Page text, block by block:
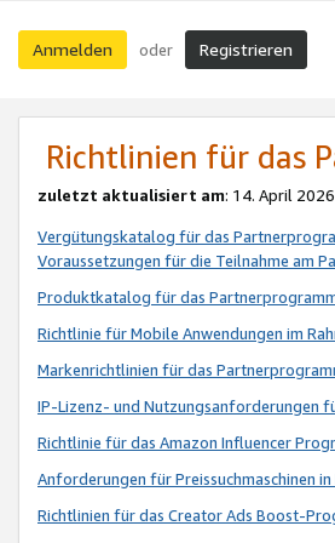
Anmelden oder Registrieren
Richtlinien für das
zuletzt aktualisiert am: 14. April
Vergütungskatalog für das
Voraussetzungen für die Teilnahme am
Produktkatalog für das
Richtlinie für Mobile Anwendungen im
Markenrichtlinien für das
IP-Lizenz- und Nutzungsanforderungen
Richtlinie für das Amazon Influencer
Anforderungen für Preissuchmaschinen
Richtlinien für das Creator Ads Boost-